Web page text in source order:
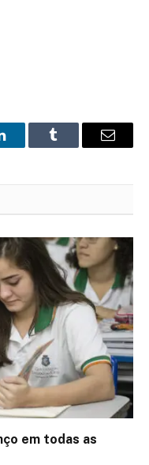
Tumblr Email
em todas as